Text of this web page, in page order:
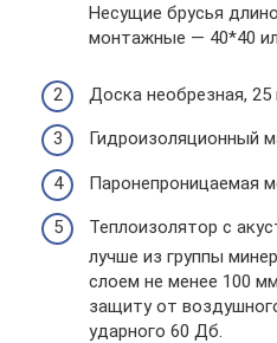
Несущие брусья
монтажные — 40*40
Доска необрезная,
Гидроизоляционный
Паронепроницаемая
Теплоизолятор с
лучше из группы
слоем не менее 100
защиту от
ударного 60 Дб.